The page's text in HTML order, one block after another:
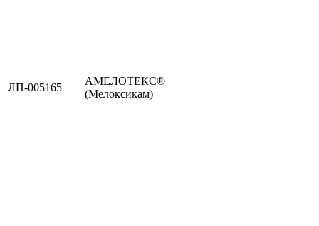
ЛП-005165
АМЕЛОТЕКС®
(Мелоксикам)